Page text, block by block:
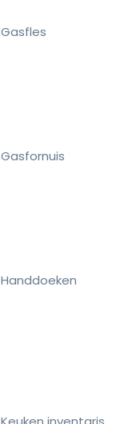
Gasfles
Gasfornuis
Handdoeken